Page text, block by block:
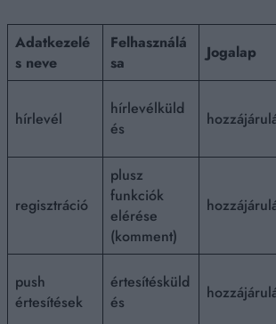
Adatkezelé
s neve
Felhasználá
sa
Jogalap
hírlevél
hírlevélküld
és
regisztráció
plusz
funkciók
elérése
(komment)
push
értesítések
értesítésküld
és